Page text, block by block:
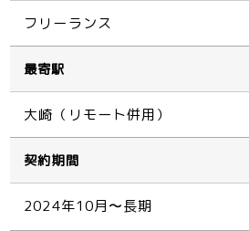
フリーランス
最寄駅
大崎（リモート併用）
契約期間
2024年10月〜長期